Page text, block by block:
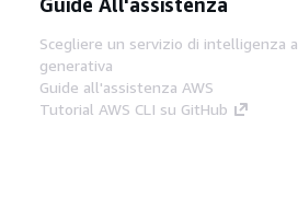
Scegliere un servizio di intelligenza
generativa
Guide all'assistenza AWS
Tutorial AWS CLI su GitHub